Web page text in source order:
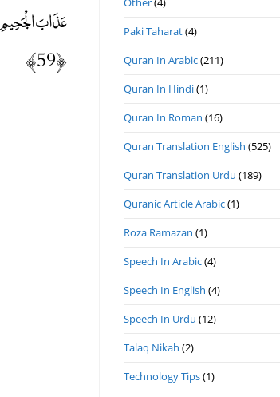
﴿59﴾
Paki Taharat(4)
Quran In Arabic(211)
Quran In Hindi(1)
Quran In Roman (16)
Quran Translation English (525)
Quran Translation Urdu (189)
Quranic Article Arabic(1)
Roza Ramazan (1)
Speech In Arabic(4)
Speech In English (4)
Speech In Urdu (12)
Talaq Nikah (2)
Technology Tips(1)